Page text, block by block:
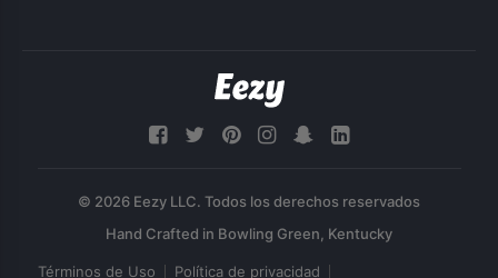
© 2026 Eezy LLC. Todos los derechos reservados
Términos de Uso Política de privacidad